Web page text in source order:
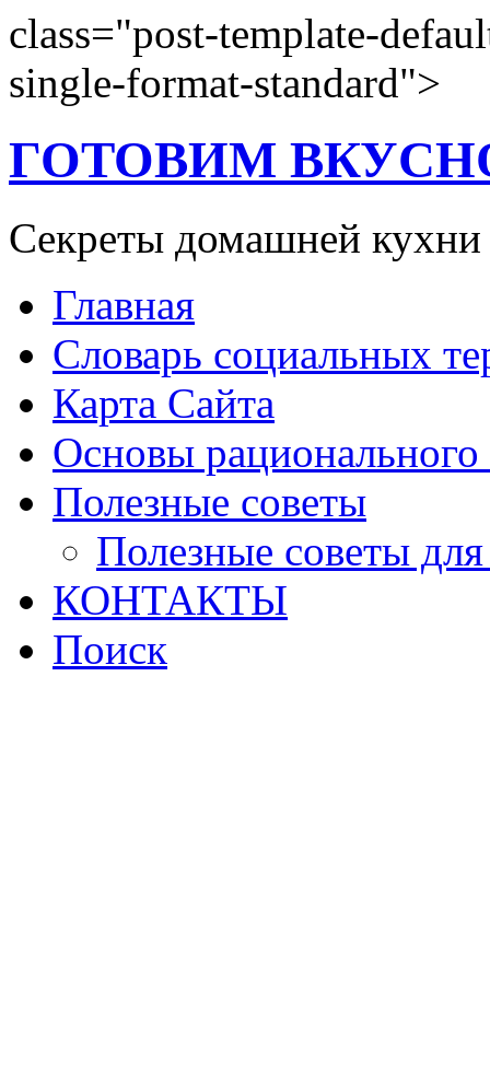
class="post-template-
single-format-standard">
ГОТОВИМ
Секреты домашней кухни
Главная
Словарь социальных
Карта Сайта
Основы рационального
Полезные советы
Полезные советы
КОНТАКТЫ
Поиск